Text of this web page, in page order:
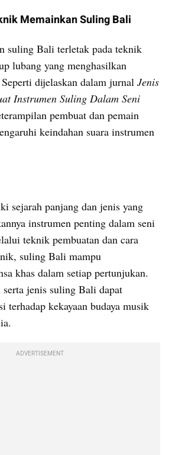
Memainkan Suling Bali
suling Bali terletak pada teknik
lubang yang menghasilkan
dijelaskan dalam jurnal Jenis
Instrumen Suling Dalam Seni
pembuat dan pemain
keindahan suara instrumen
sejarah panjang dan jenis yang
instrumen penting dalam seni
teknik pembuatan dan cara
suling Bali mampu
khas dalam setiap pertunjukan.
jenis suling Bali dapat
terhadap kekayaan budaya musik
ADVERTISEMENT